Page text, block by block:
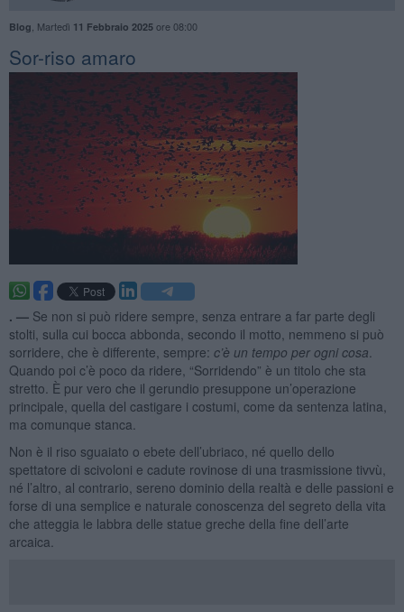
Blog Martedì 11 Febbraio 2025ore 08:00
Sor-riso amaro
. — Se non si può ridere sempre, senza entrare a far parte degli
stolti, sulla cui bocca abbonda, secondo il motto, nemmeno si può
sorridere, che è differente, sempre: c’è un tempo per ogni cosa
Quando poi c’è poco da ridere, “Sorridendo” è un titolo che sta
stretto. È pur vero che il gerundio presuppone un’operazione
principale, quella del castigare i costumi, come da sentenza latina,
ma comunque stanca.
Non è il riso sguaiato o ebete dell’ubriaco, né quello dello
spettatore di scivoloni e cadute rovinose di una trasmissione tivvù,
né l’altro, al contrario, sereno dominio della realtà e delle passioni e
forse di una semplice e naturale conoscenza del segreto della vita
che atteggia le labbra delle statue greche della fine dell’arte
arcaica.